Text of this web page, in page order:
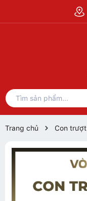
Trang chủ Con trượt